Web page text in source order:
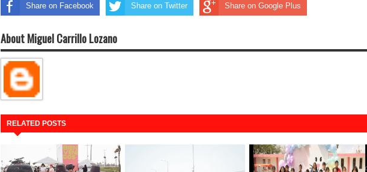
Share on Facebook Share on Twitter Share on Google Plus
About Miguel Carrillo Lozano
RELATED POSTS